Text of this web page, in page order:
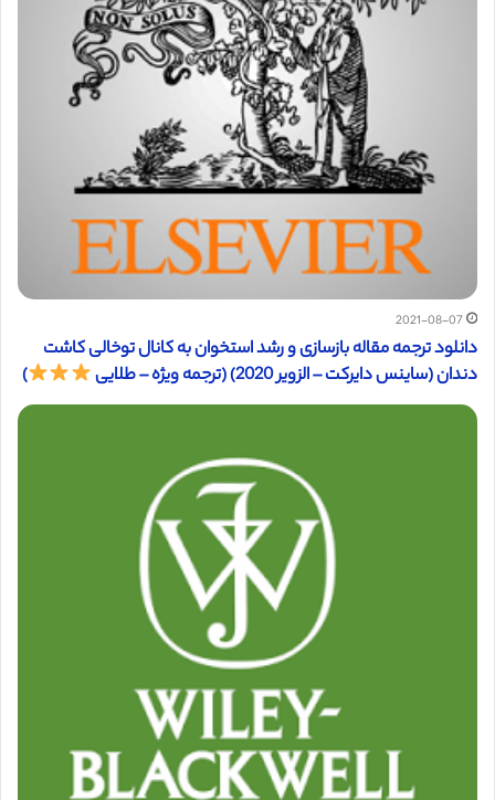
2021-08-07
دانلود ترجمه مقاله بازسازی و رشد استخوان به کانال توخالی کاشت
دندان (ساینس دایرکت – الزویر 2020) (ترجمه ویژه – طلایی
)